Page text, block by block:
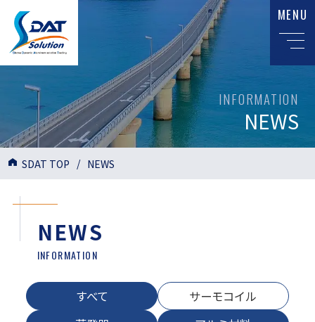
MENU
INFORMATION
NEWS
SDAT TOP NEWS
NEWS
INFORMATION
すべて
サーモコイル